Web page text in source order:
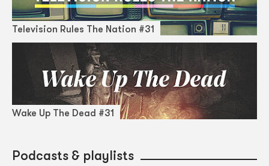
Television Rules The Nation #31
Wake Up The Dead #31
Podcasts & playlists